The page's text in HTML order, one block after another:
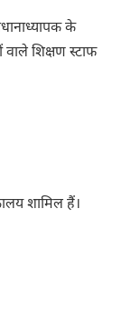
के
शिक्षण स्टाफ
शामिल हैं।